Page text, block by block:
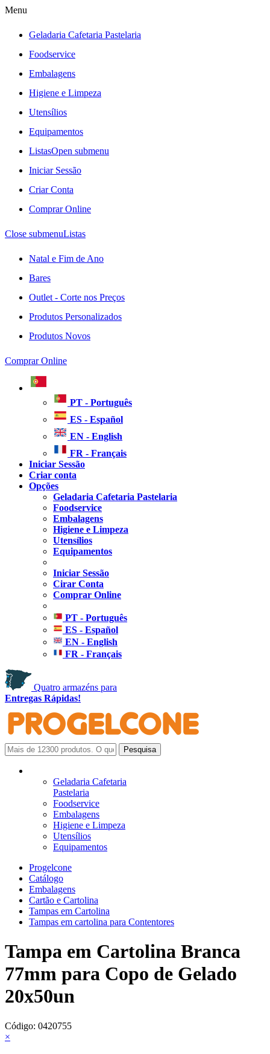
Menu
Geladaria Cafetaria Pastelaria
Foodservice
Embalagens
Higiene e Limpeza
Utensílios
Equipamentos
ListasOpen submenu
Iniciar Sessão
Criar Conta
Comprar Online
Close submenuListas
Natal e Fim de Ano
Bares
Outlet - Corte nos Preços
Produtos Personalizados
Produtos Novos
Comprar Online
PT - Português
ES - Español
EN - English
FR - Français
Iniciar Sessão
Criar conta
Opções
Geladaria Cafetaria Pastelaria
Foodservice
Embalagens
Higiene e Limpeza
Utensílios
Equipamentos
Iniciar Sessão
Cirar Conta
Comprar Online
PT - Português
ES - Español
EN - English
FR - Français
Quatro armazéns para
Entregas Rápidas!
Geladaria Cafetaria
Pastelaria
Foodservice
Embalagens
Higiene e Limpeza
Utensílios
Equipamentos
Progelcone
Catálogo
Embalagens
Cartão e Cartolina
Tampas em Cartolina
Tampas em cartolina para Contentores
Tampa em Cartolina Branca
77mm para Copo de Gelado
20x50un
Código: 0420755
×